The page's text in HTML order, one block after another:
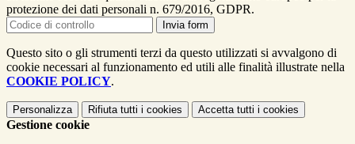
protezione dei dati personali n. 679/2016, GDPR.
Invia form
Questo sito o gli strumenti terzi da questo utilizzati si avvalgono di
cookie necessari al funzionamento ed utili alle finalità illustrate nella
COOKIE POLICY.
Personalizza Rifiuta tutti i cookies Accetta tutti i cookies
Gestione cookie